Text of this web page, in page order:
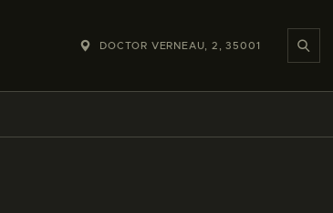
DOCTOR VERNEAU, 2, 35001